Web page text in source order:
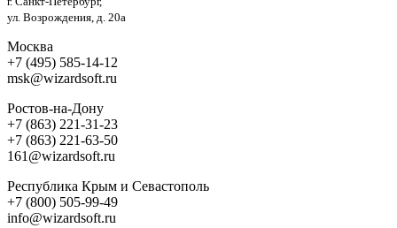
ул. Возрождения, д. 20а
Москва
+7 (495) 585-14-12
msk@wizardsoft.ru
Ростов-на-Дону
+7 (863) 221-31-23
+7 (863) 221-63-50
161@wizardsoft.ru
Республика Крым и Севастополь
+7 (800) 505-99-49
info@wizardsoft.ru